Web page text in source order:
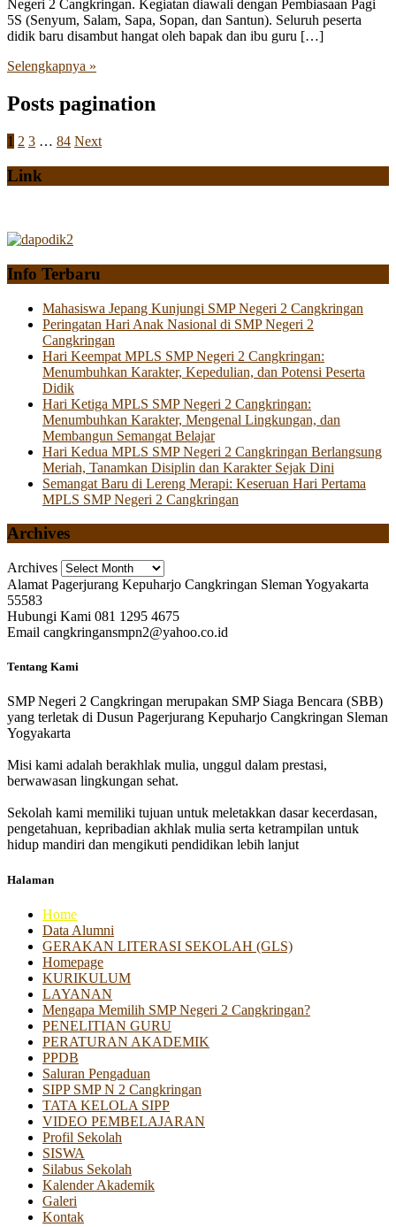
Negeri 2 Cangkringan. Kegiatan diawali dengan Pembiasaan Pagi
5S (Senyum, Salam, Sapa, Sopan, dan Santun). Seluruh peserta
didik baru disambut hangat oleh bapak dan ibu guru […]
Selengkapnya »
Posts pagination
1 2 3 … 84 Next
Link
Info Terbaru
Mahasiswa Jepang Kunjungi SMP Negeri 2 Cangkringan
Peringatan Hari Anak Nasional di SMP Negeri 2
Cangkringan
Hari Keempat MPLS SMP Negeri 2 Cangkringan:
Menumbuhkan Karakter, Kepedulian, dan Potensi Peserta
Didik
Hari Ketiga MPLS SMP Negeri 2 Cangkringan:
Menumbuhkan Karakter, Mengenal Lingkungan, dan
Membangun Semangat Belajar
Hari Kedua MPLS SMP Negeri 2 Cangkringan Berlangsung
Meriah, Tanamkan Disiplin dan Karakter Sejak Dini
Semangat Baru di Lereng Merapi: Keseruan Hari Pertama
MPLS SMP Negeri 2 Cangkringan
Archives
Archives
Alamat Pagerjurang Kepuharjo Cangkringan Sleman Yogyakarta
55583
Hubungi Kami 081 1295 4675
Email cangkringansmpn2@yahoo.co.id
Tentang Kami
SMP Negeri 2 Cangkringan merupakan SMP Siaga Bencara (SBB)
yang terletak di Dusun Pagerjurang Kepuharjo Cangkringan Sleman
Yogyakarta
Misi kami adalah berakhlak mulia, unggul dalam prestasi,
berwawasan lingkungan sehat.
Sekolah kami memiliki tujuan untuk meletakkan dasar kecerdasan,
pengetahuan, kepribadian akhlak mulia serta ketrampilan untuk
hidup mandiri dan mengikuti pendidikan lebih lanjut
Halaman
Home
Data Alumni
GERAKAN LITERASI SEKOLAH (GLS)
Homepage
KURIKULUM
LAYANAN
Mengapa Memilih SMP Negeri 2 Cangkringan?
PENELITIAN GURU
PERATURAN AKADEMIK
PPDB
Saluran Pengaduan
SIPP SMP N 2 Cangkringan
TATA KELOLA SIPP
VIDEO PEMBELAJARAN
Profil Sekolah
SISWA
Silabus Sekolah
Kalender Akademik
Galeri
Kontak